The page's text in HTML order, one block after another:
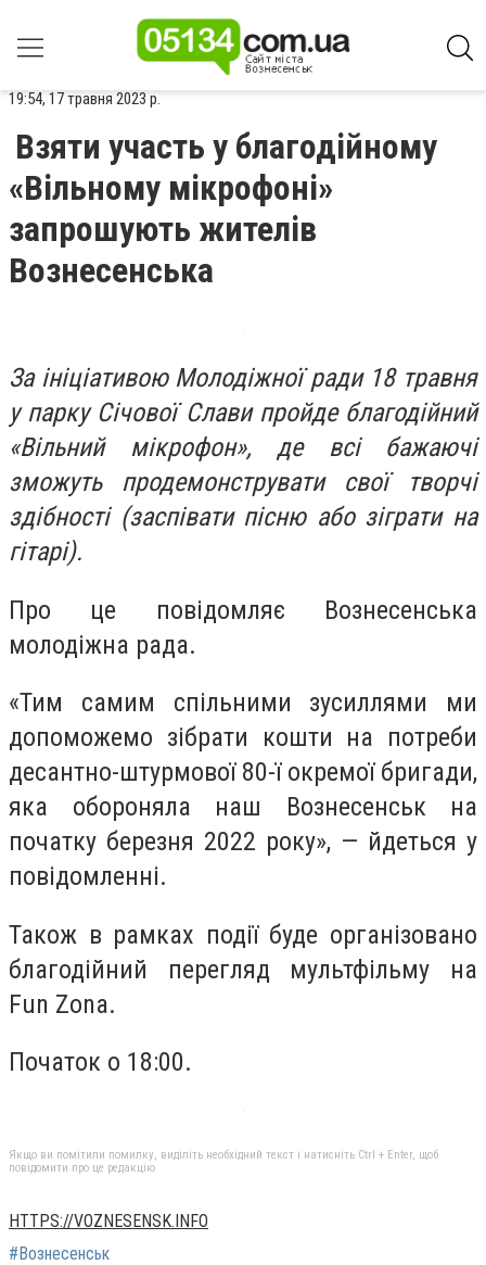
19:54, 17 травня 2023 р.
Взяти участь у благодійному
«Вільному мікрофоні»
запрошують жителів
Вознесенська
За ініціативою Молодіжної ради 18 травня
у парку Січової Слави пройде благодійний
«Вільний мікрофон», де всі бажаючі
зможуть продемонструвати свої творчі
здібності (заспівати пісню або зіграти на
гітарі).
Про це повідомляє Вознесенська
молодіжна рада.
«Тим самим спільними зусиллями ми
допоможемо зібрати кошти на потреби
десантно-штурмової 80-ї окремої бригади,
яка обороняла наш Вознесенськ на
початку березня 2022 року», — йдеться у
повідомленні.
Також в рамках події буде організовано
благодійний перегляд мультфільму на
Fun Zona.
Початок о 18:00.
Якщо ви помітили помилку, виділіть необхідний текст і натисніть Ctrl + Enter, щоб
повідомити про це редакцію
HTTPS://VOZNESENSK.INFO
#Вознесенськ